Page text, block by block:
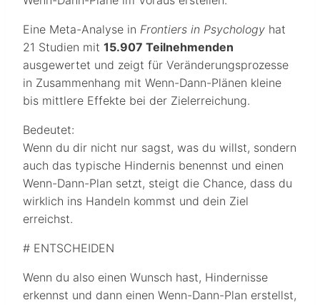
Eine Meta-Analyse in Frontiers in Psychology hat
21 Studien mit 15.907 Teilnehmenden
ausgewertet und zeigt für Veränderungsprozesse
in Zusammenhang mit Wenn-Dann-Plänen kleine
bis mittlere Effekte bei der Zielerreichung.
Bedeutet:
Wenn du dir nicht nur sagst, was du willst, sondern
auch das typische Hindernis benennst und einen
Wenn-Dann-Plan setzt, steigt die Chance, dass du
wirklich ins Handeln kommst und dein Ziel
erreichst.
# ENTSCHEIDEN
Wenn du also einen Wunsch hast, Hindernisse
erkennst und dann einen Wenn-Dann-Plan erstellst,